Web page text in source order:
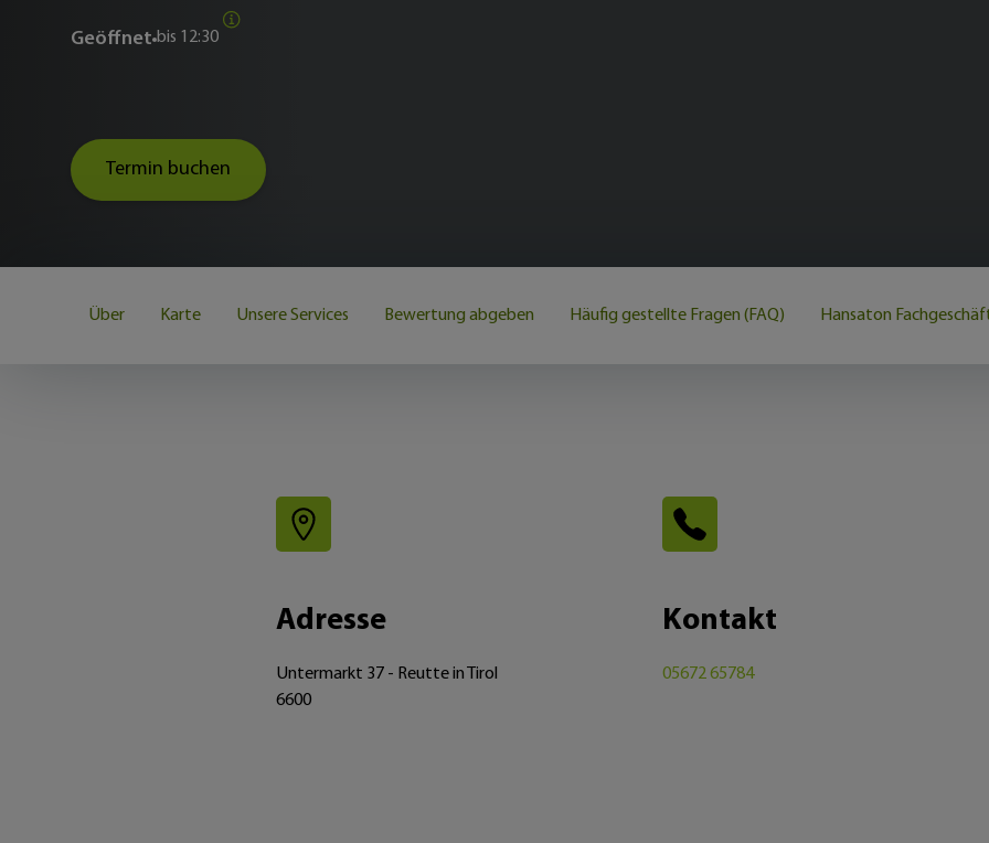
Geöffnet bis 12:30
Termin buchen
Über Karte Unsere Services Bewertung abgeben Häufig gestellte Fragen (FAQ) Hansaton
Adresse
Untermarkt 37 - Reutte in Tirol
6600
Kontakt
05672 65784